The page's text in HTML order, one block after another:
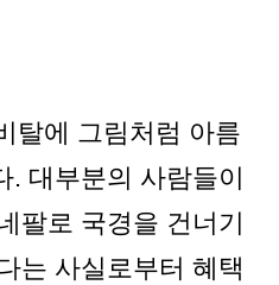
탈에 그림처럼 아름
대부분의 사람들이
팔로 국경을 건너기
는 사실로부터 혜택